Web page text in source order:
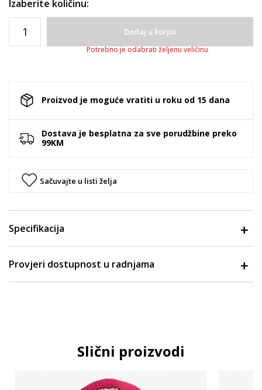
Izaberite količinu:
Dodaj u korpu
Potrebno je odabrati željenu veličinu
Proizvod je moguće vratiti u roku od 15 dana
Dostava je besplatna za sve porudžbine preko
99KM
Sačuvajte u listi želja
Specifikacija
Provjeri dostupnost u radnjama
Slični proizvodi